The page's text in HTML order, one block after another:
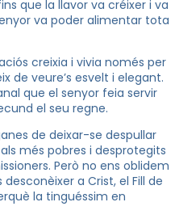
que la llavor va créixer i va
va poder alimentar tota
creixia i vivia només per
de veure’s esvelt i elegant.
que el senyor feia servir
el seu regne.
de deixar-se despullar
més pobres i desprotegits
Però no ens oblidem
a Crist, el Fill de
la tinguéssim en